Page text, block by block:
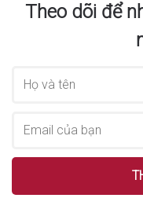
Theo dõi để